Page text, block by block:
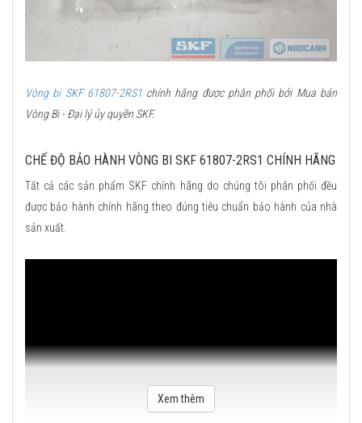
Vòng bi SKF 61807-2RS1chính hãng được phân phối bởi Mua bán
Vòng Bi - Đại lý ủy quyền SKF.
CHẾ ĐỘ BẢO HÀNH VÒNG BI SKF 61807-2RS1 CHÍNH HÃNG
Tất cả các sản phẩm SKF chính hãng do chúng tôi phân phối đều
được bảo hành chính hãng theo đúng tiêu chuẩn bảo hành của nhà
sản xuất.
Xem thêm